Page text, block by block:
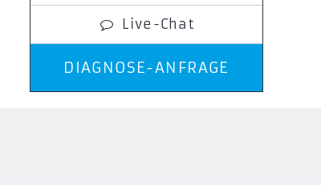
Live-Chat
DIAGNOSE-ANFRAGE